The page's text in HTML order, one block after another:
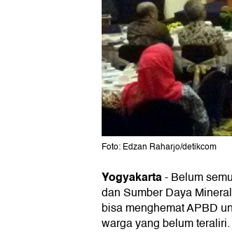
Foto: Edzan Raharjo/detikcom
Yogyakarta-Belum
dan Sumber Daya
bisa menghemat APBD
warga yang belum teraliri.